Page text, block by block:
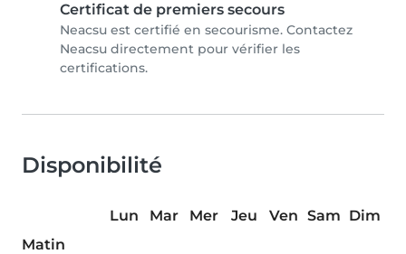
Certificat de premiers secours
Neacsu est certifié en secourisme. Contactez
Neacsu directement pour vérifier les
certifications.
Disponibilité
Lun Mar Mer Jeu Ven Sam Dim
Matin